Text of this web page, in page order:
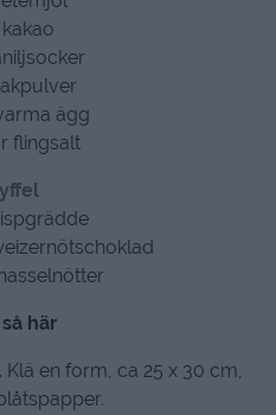
ägg
flingsalt
här
en form, ca 25 x 30 cm,